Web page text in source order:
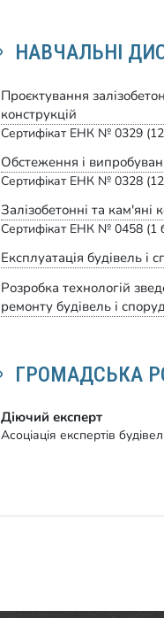
НАВЧАЛЬНІ
Проєктування
конструкцій
Сертифікат ЕНК № 0329
Обстеження і
Сертифікат ЕНК № 0328
Залізобетонні та кам'яні
Сертифікат ЕНК № 0458 (1
Експлуатація будівель і
Розробка технологій
ремонту будівель і
ГРОМАДСЬКА
Діючий експерт
Асоціація експертів